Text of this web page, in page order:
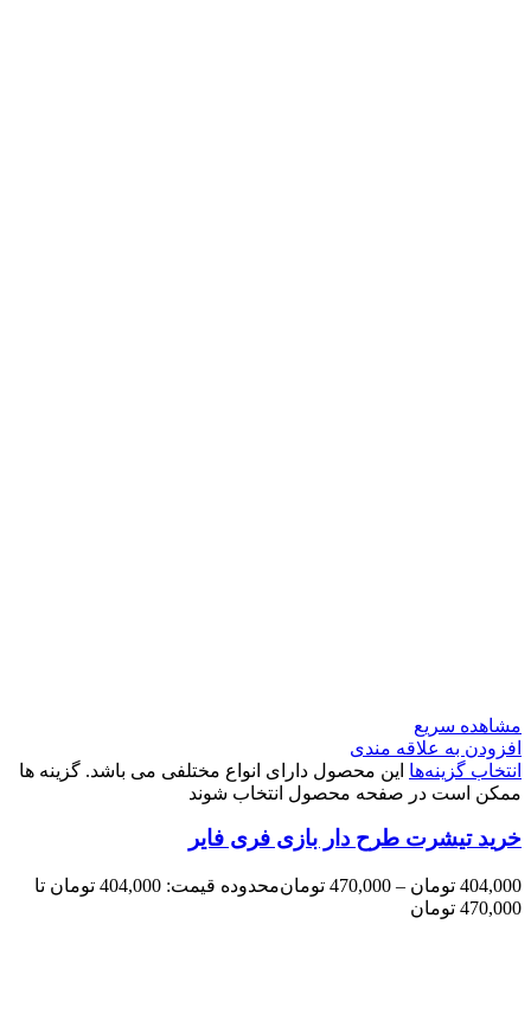
مشاهده سریع
افزودن به علاقه مندی
انتخاب گزینه‌ها این محصول دارای انواع مختلفی می باشد. گزینه ها
ممکن است در صفحه محصول انتخاب شوند
خرید تیشرت طرح دار بازی فری فایر
404,000 تومان –
470,000 تومان
محدوده قیمت: 404,000 تومان تا
470,000 تومان